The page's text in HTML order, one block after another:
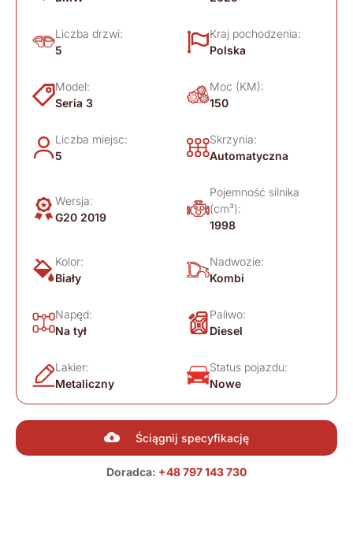
Liczba drzwi:
5
Kraj pochodzenia:
Polska
Model:
Seria 3
Moc (KM):
150
Liczba miejsc:
5
Skrzynia:
Automatyczna
Wersja:
G20 2019
Pojemność silnika
(cm³):
1998
Kolor:
Biały
Nadwozie:
Kombi
Napęd:
Na tył
Paliwo:
Diesel
Lakier:
Metaliczny
Status pojazdu:
Nowe
Ściągnij specyfikację
Doradca: +48 797 143 730